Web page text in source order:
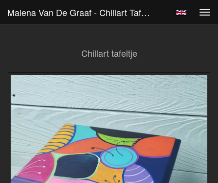
Malena Van De Graaf - Chillart Tafeltje
Chillart tafeltje